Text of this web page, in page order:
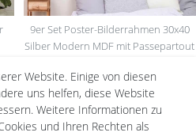
9er Set Poster-Bilderrahmen 30x40
Silber Modern MDF mit Passepartout
Wu
Website. Einige von diesen
uns helfen, diese Website
Weitere Informationen zu
und Ihren Rechten als